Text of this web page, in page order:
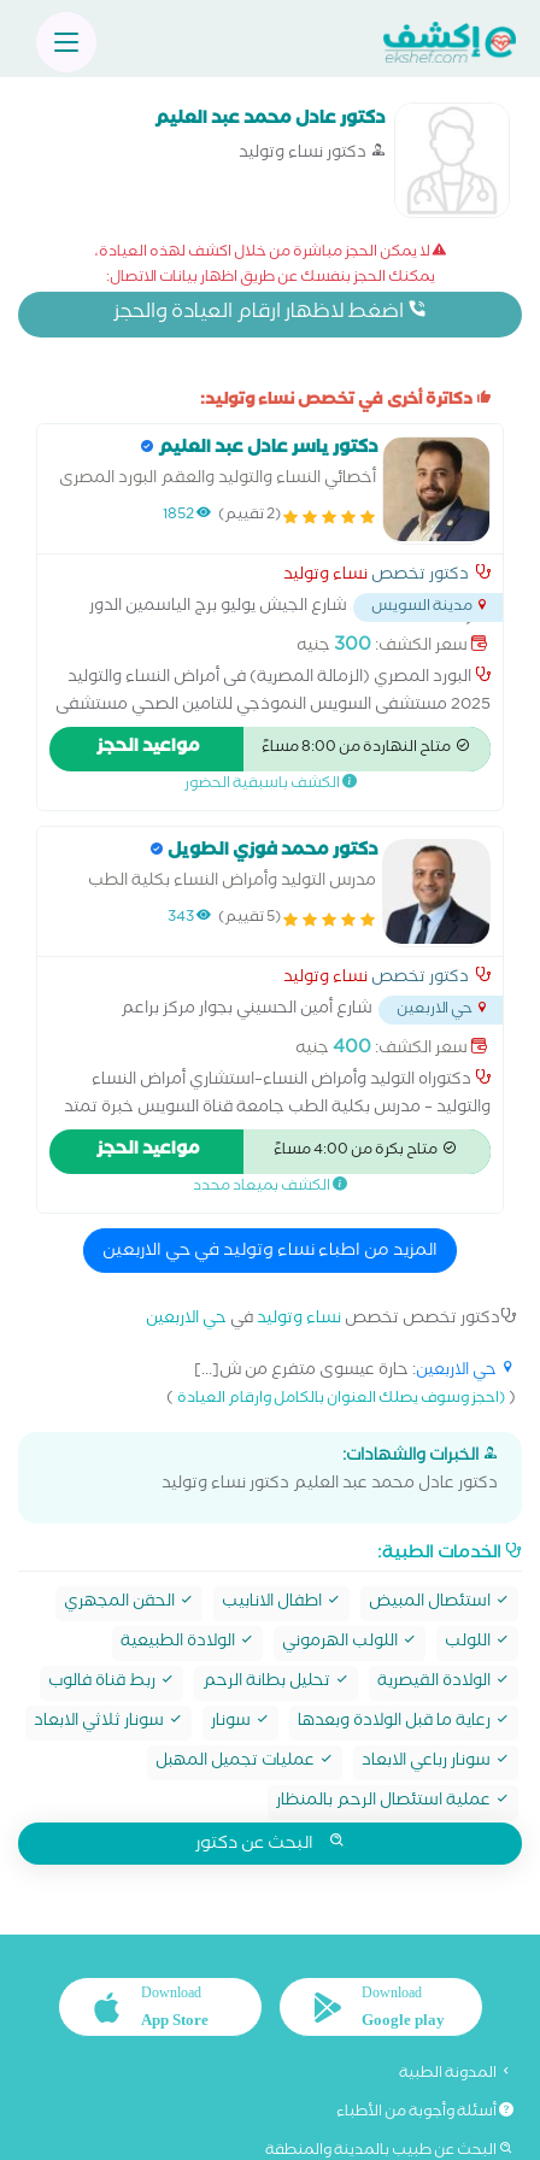
دكتور عادل محمد عبد العليم
دكتور نساء وتوليد
لا يمكن الحجز مباشرة من خلال اكشف لهذه العيادة،
يمكنك الحجز بنفسك عن طريق اظهار بيانات الاتصال:
اضغط لاظهار ارقام العيادة والحجز
دكاترة أخرى في تخصص نساء وتوليد:
دكتور ياسر عادل عبد العليم
أخصائي النساء والتوليد والعقم البورد المصرى
لطب النساء والتوليد
(2 تقييم) 1852
دكتور تخصصنساء وتوليد
مدينة السويس
شارع الجيش يوليو برج الياسمين الدور
الرابع أمام كنيسة ...سعر الكشف:300 جنيه
البورد المصري (الزمالة المصرية) فى أمراض النساء والتوليد
2025 مستشفى السويس النموذجي للتامين الصحي مستشفى
السويس العام المجمع الطبي بالسويس ( التامين الصحي
متاح النهاردة من 8:00 مساءً مواعيد الحجز
الكشف باسبقية الحضور
دكتور محمد فوزي الطويل
مدرس التوليد وأمراض النساء بكلية الطب
جامعة قناة السويس
(5 تقييم) 343
دكتور تخصصنساء وتوليد
حي الاربعين
شارع أمين الحسيني بجوار مركز براعم
للحضانات منطقة الفرز... سعر الكشف:400جنيه
دكتوراه التوليد وأمراض النساء–استشاري أمراض النساء
والتوليد – مدرس بكلية الطب جامعة قناة السويس خبرة تمتد
لسنوات في الحقن المجهري ، متابعة الحمل والولادة الآمنة، مع
اهتمام خاص بجراحات المناظير المتقدمة وجراحات أورام النساء
نحرص على تقديم رعاية طبية دقيقة مبنية على الأسس
مراحل العلاج.،
متاح بكرة من 4:00 مساءً مواعيد الحجز
الكشف بميعاد محدد
المزيد من اطباء نساء وتوليد في حي الاربعين
دكتور تخصص تخصصنساء وتوليدفي حي الاربعين
حي الاربعين: حارة عيسوى متفرع من ش[...]
((احجز وسوف يصلك العنوان بالكامل وارقام العيادة)
الخبرات والشهادات:
دكتور عادل محمد عبد العليم دكتور نساء وتوليد
الخدمات الطبية:
استئصال المبيض اطفال الانابيب
الحقن المجهري
اللولب
اللولب الهرموني
الولادة الطبيعية
الولادة القيصرية
تحليل بطانة الرحم
ربط قناة فالوب
رعاية ما قبل الولادة وبعدها
سونار
سونار ثلاثي الابعاد
سونار رباعي الابعاد
عمليات تجميل المهبل
عملية استئصال الرحم بالمنظار
البحث عن دكتور
Download
Google play
Download
App Store
المدونة الطبية
أسئلة وأجوبة من الأطباء
البحث عن طبيب بالمدينة والمنطقة